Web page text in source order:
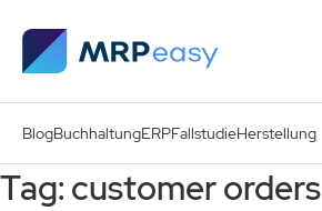
BlogBuchhaltungERPFallstudieHerstellung
Tag: customer orders